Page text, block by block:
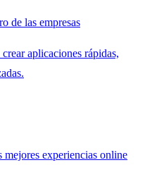
de las empresas
aplicaciones rápidas,
mejores experiencias online